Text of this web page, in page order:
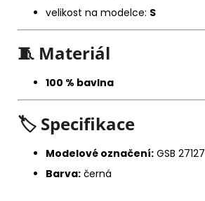
velikost na modelce: S
🧵 Materiál
100 % bavlna
🏷️ Specifikace
Modelové označení: GSB 27127
Barva: černá